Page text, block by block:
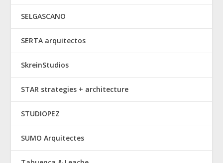
SELGASCANO
SERTA arquitectos
SkreinStudios
STAR strategies + architecture
STUDIOPEZ
SUMO Arquitectes